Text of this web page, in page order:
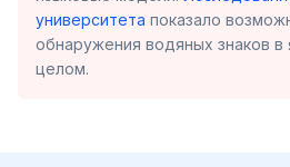
университета показало
обнаружения водяных знаков
целом.